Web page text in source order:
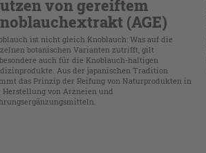
von gereiftem
(AGE)
ist nicht gleich Knoblauch: Was auf die
botanischen Varianten zutrifft, gilt
auch für die Knoblauch-haltigen
Aus der japanischen Tradition
das Prinzip der Reifung von Naturprodukten in
Herstellung von Arzneien und